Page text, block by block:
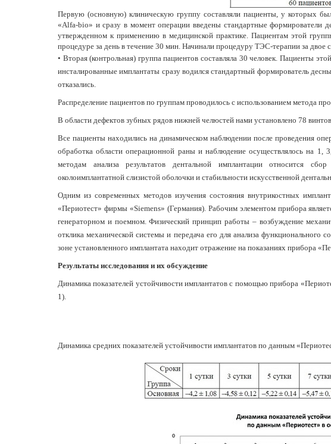
Первую (основную) клиническую группу составляли пациенты, у которых
«Alfa-bio» и сразу в момент операции введены стандартные формирователи
утвержденном к применению в медицинской практике. Пациентам этой
процедуре за день в течение 30 мин. Начинали процедуру ТЭС-терапии за двое
• Вторая (контрольная) группа пациентов составляла 30 человек. Пациенты
инсталированные имплантаты сразу водился стандартный формирователь
отказались.
Распределение пациентов по группам проводилось с использованием метода
В области дефектов зубных рядов нижней челюстей нами установлено 78
Все пациенты находились на динамическом наблюдении после проведения
обработка области операционной раны и наблюдение осуществлялось на
методам анализа результатов дентальной имплантации относится
околоимплантатной слизистой оболочки и стабильности искусственной
Одним из современных методов изучения состояния внутрикостных
«Периотест» фирмы «Siemens» (Германия). Рабочим элементом прибора
генераторном и поемном. Физический принцип работы – возбуждение
отклика механической системы и передача его для анализа функционального
зоне установленного имплантата находит отражение на показаниях прибора
Результаты исследования и их обсуждение
Динамика показателей устойчивости имплантатов с помощью прибора
1).
Динамика средних показателей устойчивости имплантатов по данным